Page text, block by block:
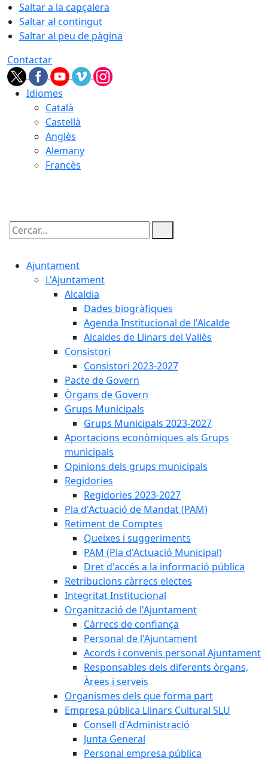
Saltar a la capçalera
Saltar al contingut
Saltar al peu de pàgina
Contactar
Idiomes
Català
Castellà
Anglès
Alemany
Francès
Cercar:
Ajuntament
L'Ajuntament
Alcaldia
Dades biogràfiques
Agenda Institucional de l'Alcalde
Alcaldes de Llinars del Vallès
Consistori
Consistori 2023-2027
Pacte de Govern
Òrgans de Govern
Grups Municipals
Grups Municipals 2023-2027
Aportacions econòmiques als Grups
municipals
Opinions dels grups municipals
Regidories
Regidories 2023-2027
Pla d'Actuació de Mandat (PAM)
Retiment de Comptes
Queixes i suggeriments
PAM (Pla d'Actuació Municipal)
Dret d'accés a la informació pública
Retribucions càrrecs electes
Integritat Institucional
Organització de l'Ajuntament
Càrrecs de confiança
Personal de l'Ajuntament
Acords i convenis personal Ajuntament
Responsables dels diferents òrgans,
Àrees i serveis
Organismes dels que forma part
Empresa pública Llinars Cultural SLU
Consell d'Administració
Junta General
Personal empresa pública